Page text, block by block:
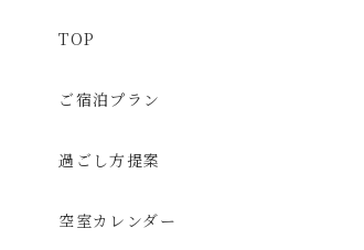
TOP
ご宿泊プラン
過ごし方提案
空室カレンダー